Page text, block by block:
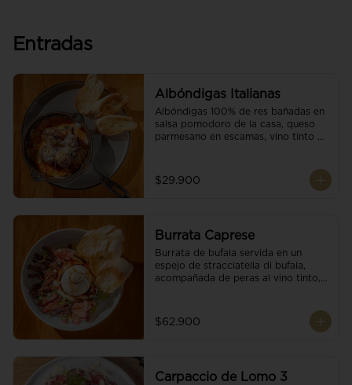
Entradas
Albóndigas Italianas
Albóndigas 100% de res bañadas en
salsa pomodoro de la casa, queso
parmesano en escamas, vino tinto y
$29.900
Burrata Caprese
Burrata de bufala servida en un
espejo de stracciatella di bufala,
acompañada de peras al vino tinto,
pesto y reducción de balsámico.
$62.900
Carpaccio de Lomo 3